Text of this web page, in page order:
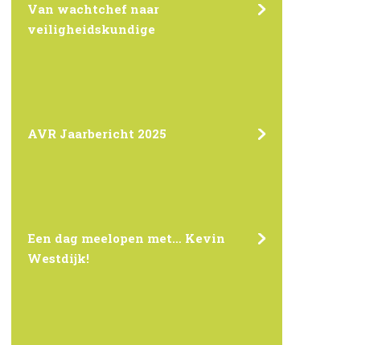
Van wachtchef naar
veiligheidskundige
AVR Jaarbericht 2025
Een dag meelopen met… Kevin
Westdijk!